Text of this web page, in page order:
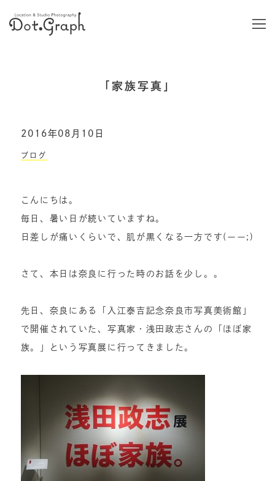
「家族写真」
2016年08月10日
ブログ
こんにちは。
毎日、暑い日が続いていますね。
日差しが痛いくらいで、肌が黒くなる一方です(ーー;)
さて、本日は奈良に行った時のお話を少し。。
先日、奈良にある「入江泰吉記念奈良市写真美術館」
で開催されていた、写真家・浅田政志さんの「ほぼ家
族。」という写真展に行ってきました。